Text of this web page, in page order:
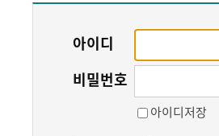
아이디
비밀번호
아이디저장